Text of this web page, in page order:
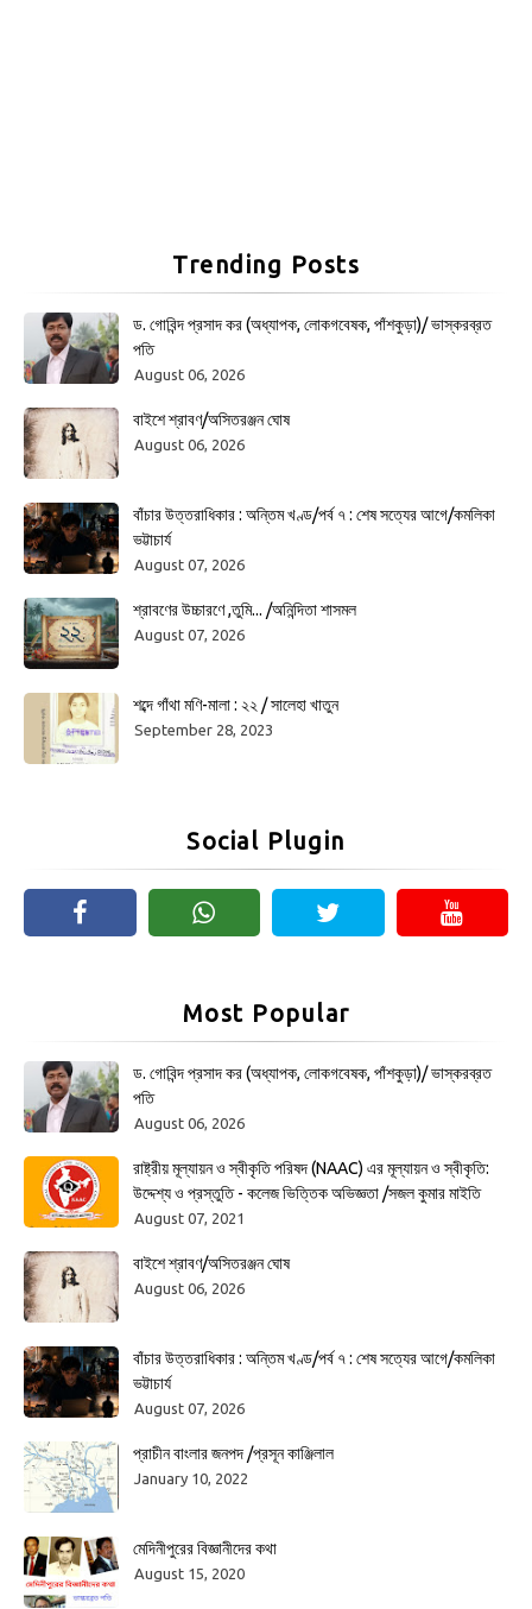
Trending Posts
ড. গোবিন্দ প্রসাদ কর (অধ্যাপক, লোকগবেষক, পাঁশকুড়া)/ ভাস্করব্রত
পতি
August 06, 2026
বাইশে শ্রাবণ/অসিতরঞ্জন ঘোষ
August 06, 2026
বাঁচার উত্তরাধিকার : অন্তিম খণ্ড/পর্ব ৭ : শেষ সত্যের আগে/কমলিকা
ভট্টাচার্য
August 07, 2026
শ্রাবণের উচ্চারণে ,তুমি... /অনিন্দিতা শাসমল
August 07, 2026
শব্দে গাঁথা মণি-মালা : ২২ / সালেহা খাতুন
September 28, 2023
Social Plugin
Most Popular
ড. গোবিন্দ প্রসাদ কর (অধ্যাপক, লোকগবেষক, পাঁশকুড়া)/ ভাস্করব্রত
পতি
August 06, 2026
রাষ্ট্রীয় মূল্যায়ন ও স্বীকৃতি পরিষদ (NAAC) এর মূল্যায়ন ও স্বীকৃতি:
উদ্দেশ্য ও প্রস্তুতি - কলেজ ভিত্তিক অভিজ্ঞতা /সজল কুমার মাইতি
August 07, 2021
বাইশে শ্রাবণ/অসিতরঞ্জন ঘোষ
August 06, 2026
বাঁচার উত্তরাধিকার : অন্তিম খণ্ড/পর্ব ৭ : শেষ সত্যের আগে/কমলিকা
ভট্টাচার্য
August 07, 2026
প্রাচীন বাংলার জনপদ /প্রসূন কাঞ্জিলাল
January 10, 2022
মেদিনীপুরের বিজ্ঞানীদের কথা
August 15, 2020